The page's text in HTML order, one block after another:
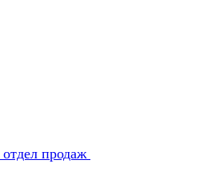
отдел продаж